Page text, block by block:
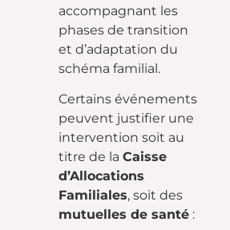
accompagnant les
phases de transition
et d’adaptation du
schéma familial.
Certains événements
peuvent justifier une
intervention soit au
titre de la Caisse
d’Allocations
Familiales, soit des
mutuelles de santé :